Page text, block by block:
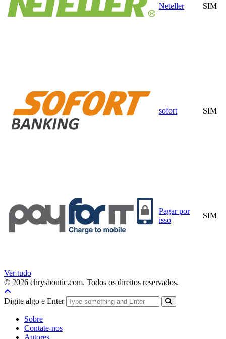
Neteller SIM
sofort SIM
Pagar por
isso
SIM
Ver tudo
© 2026 chrysboutic.com. Todos os direitos reservados.
Digite algo e Enter
Sobre
Contate-nos
Autores